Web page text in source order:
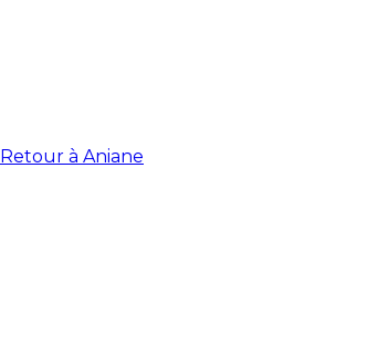
Retour à Aniane